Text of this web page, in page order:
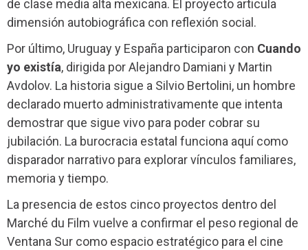
de clase media alta mexicana. El proyecto articula
dimensión autobiográfica con reflexión social.
Por último, Uruguay y España participaron con Cuando
yo existía, dirigida por Alejandro Damiani y Martin
Avdolov. La historia sigue a Silvio Bertolini, un hombre
declarado muerto administrativamente que intenta
demostrar que sigue vivo para poder cobrar su
jubilación. La burocracia estatal funciona aquí como
disparador narrativo para explorar vínculos familiares,
memoria y tiempo.
La presencia de estos cinco proyectos dentro del
Marché du Film vuelve a confirmar el peso regional de
Ventana Sur como espacio estratégico para el cine